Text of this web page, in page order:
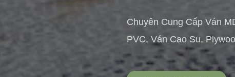
Chuyên Cung Cấp Ván
PVC, Ván Cao Su,